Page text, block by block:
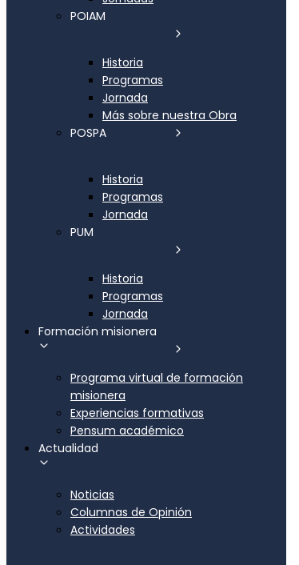
POIAM
Historia
Programas
Jornada
Más sobre nuestra Obra
POSPA
Historia
Programas
Jornada
PUM
Historia
Programas
Jornada
Formación misionera
Programa virtual de formación
misionera
Experiencias formativas
Pensum académico
Actualidad
Noticias
Columnas de Opinión
Actividades